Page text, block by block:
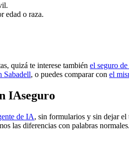
edad o raza.
quizá te interese también el seguro
Sabadell, o puedes comparar con el
IAseguro
de IA, sin formularios y sin dejar el
las diferencias con palabras